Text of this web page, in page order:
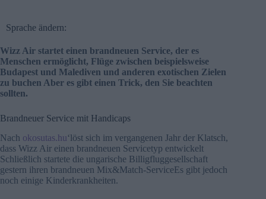
Sprache ändern:
Wizz Air startet einen brandneuen Service, der es
Menschen ermöglicht, Flüge zwischen beispielsweise
Budapest und Malediven und anderen exotischen Zielen
zu buchen Aber es gibt einen Trick, den Sie beachten
sollten.
Brandneuer Service mit Handicaps
Nach okosutas.hu‘löst sich im vergangenen Jahr der Klatsch,
dass Wizz Air einen brandneuen Servicetyp entwickelt
Schließlich startete die ungarische Billigfluggesellschaft
gestern ihren brandneuen Mix&Match-ServiceEs gibt jedoch
noch einige Kinderkrankheiten.